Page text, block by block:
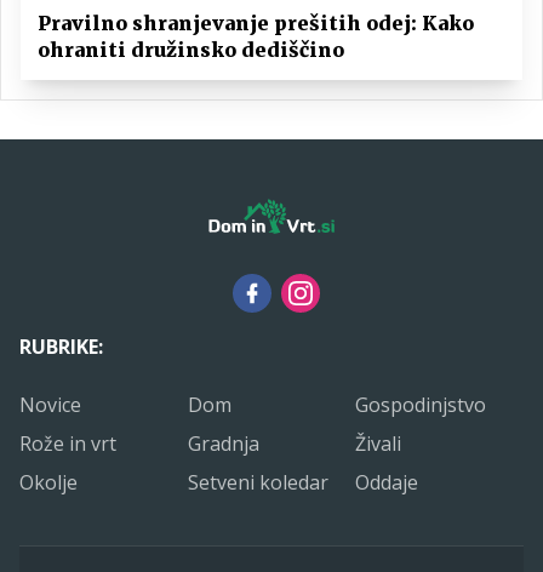
Pravilno shranjevanje prešitih odej: Kako
ohraniti družinsko dediščino
RUBRIKE:
Novice Dom
Gospodinjstvo
Rože in vrt
Gradnja
Živali
Okolje
Setveni koledar Oddaje